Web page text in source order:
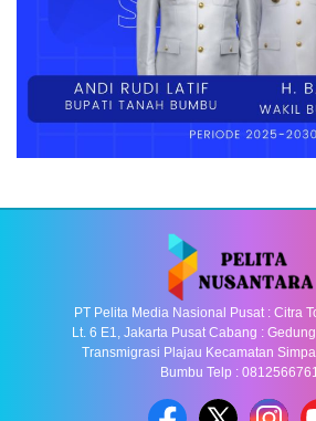
PT Pelita Media Nasional Pusat : Citra
Lt. 6 E1, Jakarta Pusat Cabang :
Transmigrasi Plajau Kecamatan
Bumbu Telp :